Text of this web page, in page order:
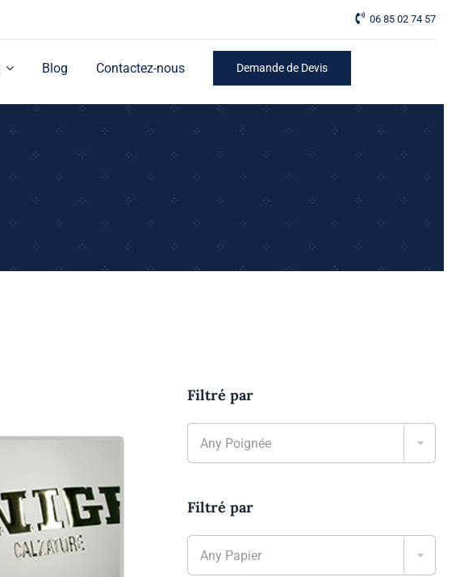
06 85 02 74 57
Blog Contactez-nous Demande de Devis
Filtré par
Any Poignée
Filtré par
Any Papier